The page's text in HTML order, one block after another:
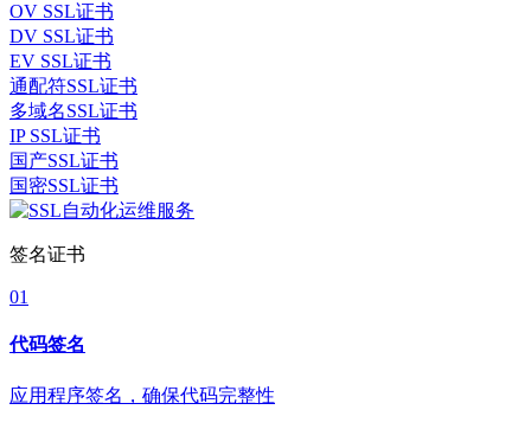
OV SSL证书
DV SSL证书
EV SSL证书
通配符SSL证书
多域名SSL证书
IP SSL证书
国产SSL证书
国密SSL证书
签名证书
01
代码签名
应用程序签名，确保代码完整性